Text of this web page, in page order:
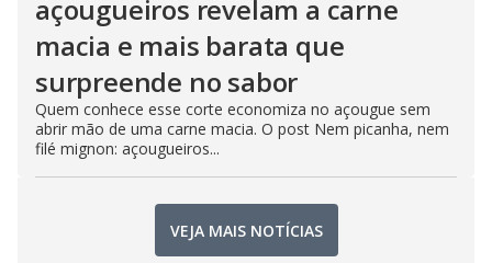
açougueiros revelam a carne
macia e mais barata que
surpreende no sabor
Quem conhece esse corte economiza no açougue sem
abrir mão de uma carne macia. O post Nem picanha, nem
filé mignon: açougueiros...
VEJA MAIS NOTÍCIAS